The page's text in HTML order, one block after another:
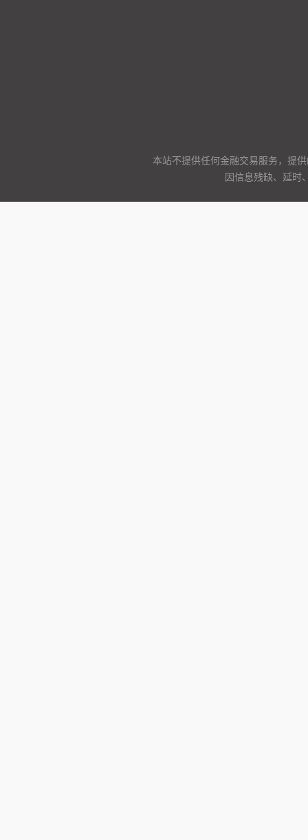
本站不提供任何金融交易服务，提
因信息残缺、延时